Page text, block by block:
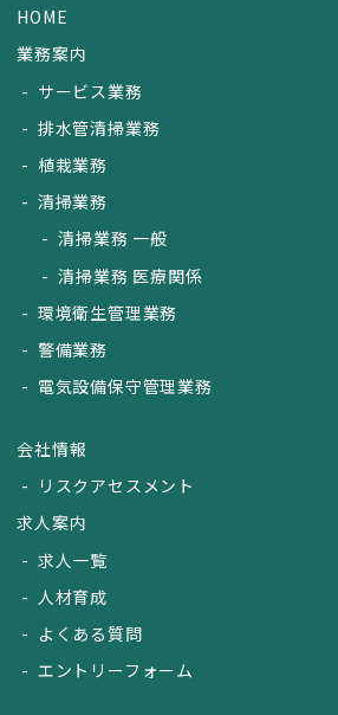
HOME
業務案内
サービス業務
排水管清掃業務
植栽業務
清掃業務
清掃業務 一般
清掃業務 医療関係
環境衛生管理業務
警備業務
電気設備保守管理業務
会社情報
リスクアセスメント
求人案内
求人一覧
人材育成
よくある質問
エントリーフォーム